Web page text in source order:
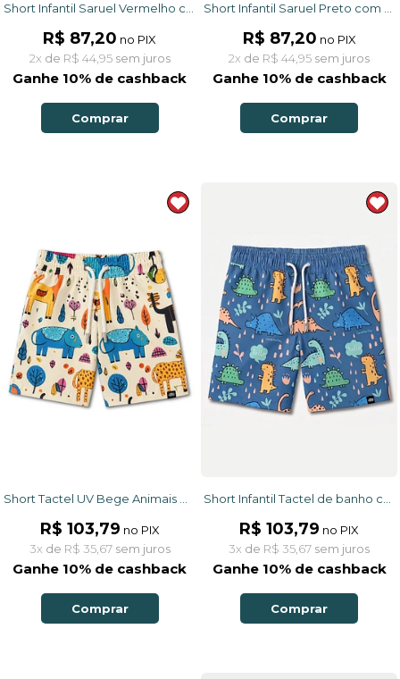
Short Infantil Saruel Vermelho com ajuste na cintura em Moletinho
R$ 87,20 no PIX
2x de R$ 44,95sem juros
Ganhe 10% de cashback
Comprar
Short Infantil Saruel Preto com ajuste na cintura em Moletinho
R$ 87,20 no PIX
2x de R$ 44,95 sem juros
Ganhe 10% de cashback
Comprar
Short Tactel UV Bege Animais Abstratos
R$ 103,79 no PIX
3x de R$ 35,67sem juros
Ganhe 10% de cashback
Comprar
Short Infantil Tactel de banho com ajuste na cintura e proteção UV 50+ Azul Dinossauros
R$ 103,79 no PIX
3x de R$ 35,67 sem juros
Ganhe 10% de cashback
Comprar